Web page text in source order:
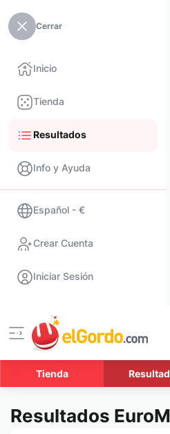
Cerrar
Inicio
Tienda
Resultados
Info y Ayuda
Español - €
Crear Cuenta
Iniciar Sesión
Tienda
Resultados